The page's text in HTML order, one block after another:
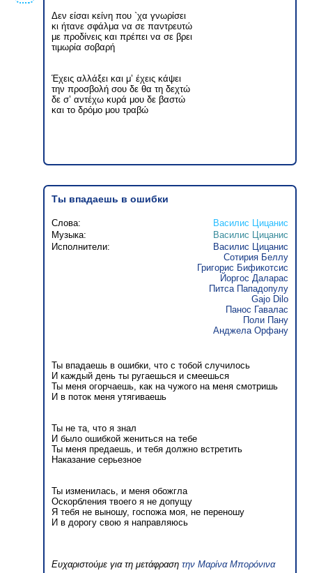
Δεν είσαι κείνη που `χα γνωρίσει
κι ήτανε σφάλμα να σε παντρευτώ
με προδίνεις και πρέπει να σε βρει
τιμωρία σοβαρή
Έχεις αλλάξει και μ’ έχεις κάψει
την προσβολή σου δε θα τη δεχτώ
δε σ’ αντέχω κυρά μου δε βαστώ
και το δρόμο μου τραβώ
Ты впадаешь в ошибки
Слова:
Василис Цицанис
Музыка:
Василис Цицанис
Исполнители:
Василис Цицанис
Сотирия Беллу
Григорис Бификотсис
Йоргос Даларас
Питса Пападопулу
Gajo Dilo
Панос Гавалас
Поли Пану
Анджела Орфану
Ты впадаешь в ошибки, что с тобой случилось
И каждый день ты ругаешься и смеешься
Ты меня огорчаешь, как на чужого на меня смотришь
И в поток меня утягиваешь
Ты не та, что я знал
И было ошибкой жениться на тебе
Ты меня предаешь, и тебя должно встретить
Наказание серьезное
Ты изменилась, и меня обожгла
Оскорбления твоего я не допущу
Я тебя не выношу, госпожа моя, не переношу
И в дорогу свою я направляюсь
Ευχαριστούμε για τη μετάφρασητην Μαρίνα Μπορόνινα